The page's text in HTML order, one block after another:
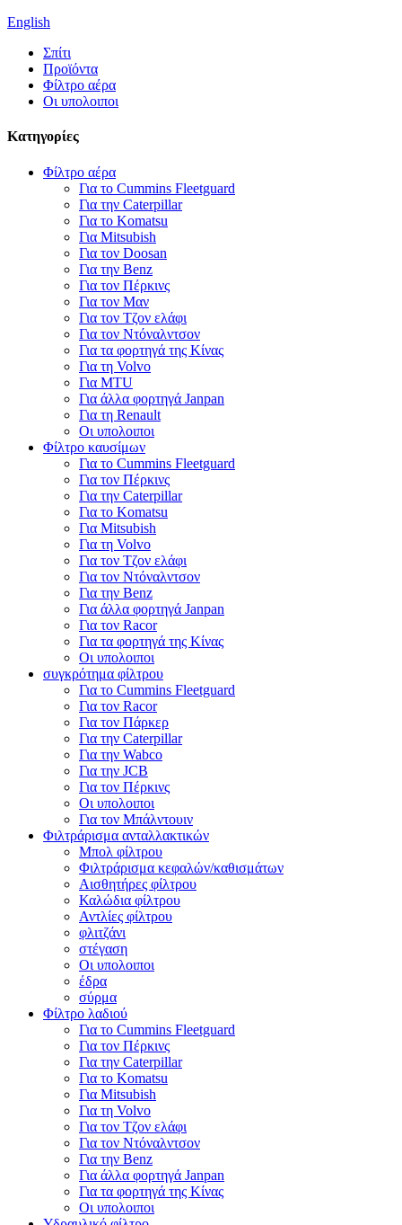
English
Σπίτι
Προϊόντα
Φίλτρο αέρα
Οι υπολοιποι
Κατηγορίες
Φίλτρο αέρα
Για το Cummins Fleetguard
Για την Caterpillar
Για το Komatsu
Για Mitsubish
Για τον Doosan
Για την Benz
Για τον Πέρκινς
Για τον Μαν
Για τον Τζον ελάφι
Για τον Ντόναλντσον
Για τα φορτηγά της Κίνας
Για τη Volvo
Για MTU
Για άλλα φορτηγά Janpan
Για τη Renault
Οι υπολοιποι
Φίλτρο καυσίμων
Για το Cummins Fleetguard
Για τον Πέρκινς
Για την Caterpillar
Για το Komatsu
Για Mitsubish
Για τη Volvo
Για τον Τζον ελάφι
Για τον Ντόναλντσον
Για την Benz
Για άλλα φορτηγά Janpan
Για τον Racor
Για τα φορτηγά της Κίνας
Οι υπολοιποι
συγκρότημα φίλτρου
Για το Cummins Fleetguard
Για τον Racor
Για τον Πάρκερ
Για την Caterpillar
Για την Wabco
Για την JCB
Για τον Πέρκινς
Οι υπολοιποι
Για τον Μπάλντουιν
Φιλτράρισμα ανταλλακτικών
Μπολ φίλτρου
Φιλτράρισμα κεφαλών/καθισμάτων
Αισθητήρες φίλτρου
Καλώδια φίλτρου
Αντλίες φίλτρου
φλιτζάνι
στέγαση
Οι υπολοιποι
έδρα
σύρμα
Φίλτρο λαδιού
Για το Cummins Fleetguard
Για τον Πέρκινς
Για την Caterpillar
Για το Komatsu
Για Mitsubish
Για τη Volvo
Για τον Τζον ελάφι
Για τον Ντόναλντσον
Για την Benz
Για άλλα φορτηγά Janpan
Για τα φορτηγά της Κίνας
Οι υπολοιποι